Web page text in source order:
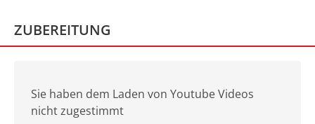
ZUBEREITUNG
Sie haben dem Laden von Youtube Videos
nicht zugestimmt